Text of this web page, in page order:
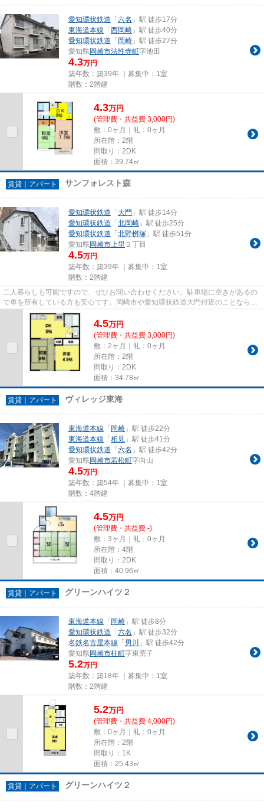
愛知環状鉄道 「 六名 」駅 徒歩17分
東海道本線 「 西岡崎 」駅 徒歩40分
愛知環状鉄道 「 岡崎 」駅 徒歩27分
愛知県岡崎市法性寺町字池田
4.3万円
築年数：築39年 ｜募集中： 1室
階数：2階建
4.3万円
(管理費・共益費 3,000円)
敷：0ヶ月｜礼：0ヶ月
所在階：2階
間取り：2DK
面積：39.74㎡
賃貸｜アパート サンフォレスト森
愛知環状鉄道 「 大門 」駅 徒歩14分
愛知環状鉄道 「 北岡崎 」駅 徒歩25分
愛知環状鉄道 「 北野桝塚 」駅 徒歩51分
愛知県岡崎市上里 ２丁目
4.5万円
築年数：築39年 ｜募集中： 1室
階数：2階建
二人暮らしも可能ですので、ぜひお問い合わせください。駐車場に空きがあるの
で車を所有している方も安心です。岡崎市や愛知環状鉄道大門付近のことなら、
当社までお気軽にご連絡下さ...
4.5万円
(管理費・共益費 3,000円)
敷：2ヶ月｜礼：0ヶ月
所在階：2階
間取り：2DK
面積：34.78㎡
賃貸｜アパート ヴィレッジ東海
東海道本線 「 岡崎 」駅 徒歩22分
東海道本線 「 相見 」駅 徒歩41分
愛知環状鉄道 「 六名 」駅 徒歩42分
愛知県岡崎市若松町字向山
4.5万円
築年数：築54年 ｜募集中： 1室
階数：4階建
4.5万円
(管理費・共益費 -)
敷：3ヶ月｜礼：0ヶ月
所在階：4階
間取り：2DK
面積：40.96㎡
賃貸｜アパート グリーンハイツ２
東海道本線 「 岡崎 」駅 徒歩8分
愛知環状鉄道 「 六名 」駅 徒歩32分
名鉄名古屋本線 「 男川
」駅 徒歩42分
愛知県岡崎市柱町字東荒子
5.2万円
築年数：築18年 ｜募集中： 1室
階数：2階建
5.2万円
(管理費・共益費 4,000円)
敷：0ヶ月｜礼：0ヶ月
所在階：2階
間取り：1K
面積：25.43㎡
賃貸｜アパート グリーンハイツ２